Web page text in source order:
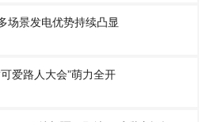
场景发电优势持续凸显
爱路人大会”萌力全开